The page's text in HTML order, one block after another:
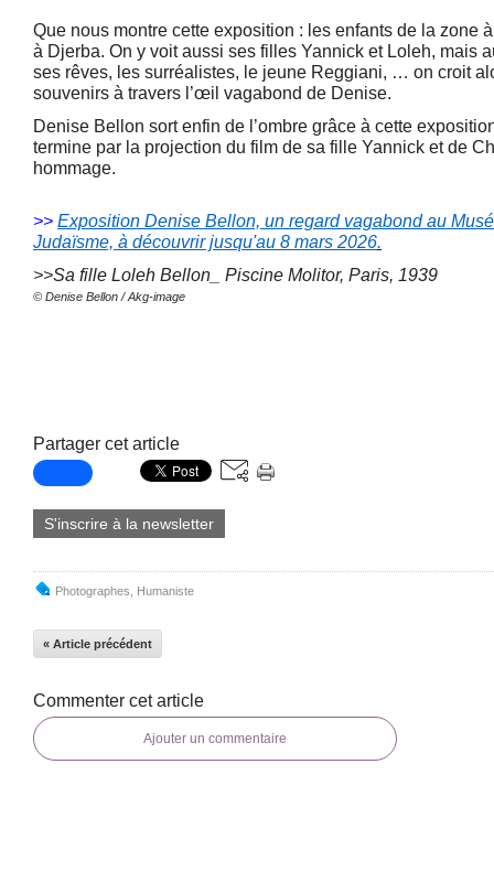
Que nous montre cette exposition : les enfants de la zone
à Djerba. On y voit aussi ses filles Yannick et Loleh, mais
ses rêves, les surréalistes, le jeune Reggiani, … on croit
souvenirs à travers l’œil vagabond de Denise.
Denise Bellon sort enfin de l’ombre grâce à cette
termine par la projection du film de sa fille Yannick et de
hommage.
>> Exposition Denise Bellon, un regard vagabond au
Judaïsme, à découvrir jusqu'au 8 mars 2026.
>>Sa fille Loleh Bellon_ Piscine Molitor, Paris, 1939
© Denise Bellon / Akg-image
Partager cet article
S'inscrire à la newsletter
Photographes Humaniste
« Article précédent
Commenter cet article
Ajouter un commentaire